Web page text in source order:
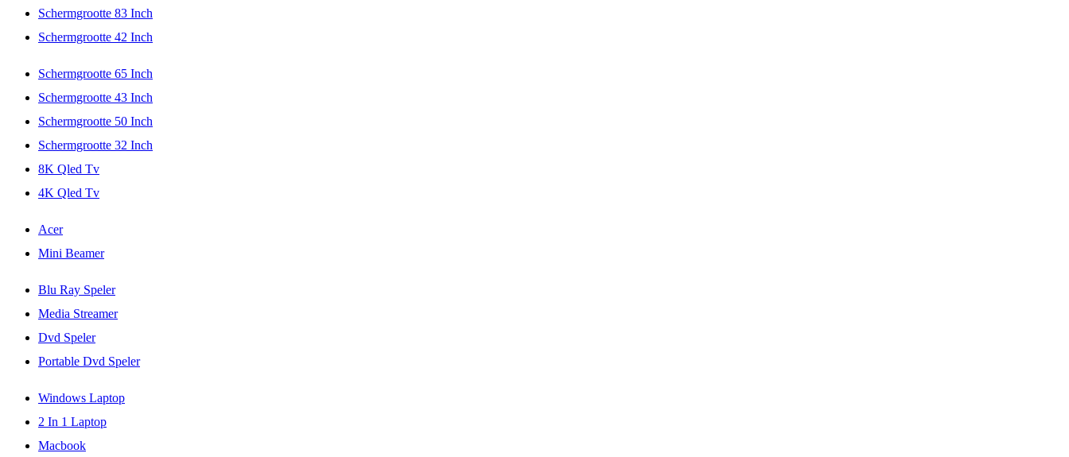
Schermgrootte 83 Inch
Schermgrootte 42 Inch
Schermgrootte 65 Inch
Schermgrootte 43 Inch
Schermgrootte 50 Inch
Schermgrootte 32 Inch
8K Qled Tv
4K Qled Tv
Acer
Mini Beamer
Blu Ray Speler
Media Streamer
Dvd Speler
Portable Dvd Speler
Windows Laptop
2 In 1 Laptop
Macbook